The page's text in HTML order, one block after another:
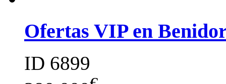
Ofertas VIP en
ID 6899